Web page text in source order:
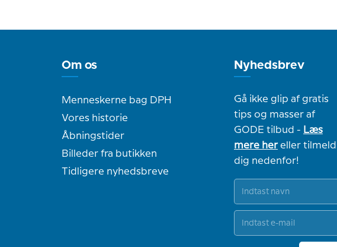
Om os
Menneskerne bag DPH
Vores historie
Åbningstider
Billeder fra butikken
Tidligere nyhedsbreve
Nyhedsbrev
Gå ikke glip af gratis
tips og masser af
GODE tilbud - Læs
mere hereller tilmeld
dig nedenfor!